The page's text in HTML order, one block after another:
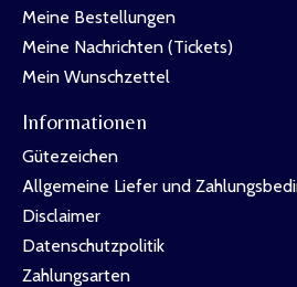
Meine Bestellungen
Meine Nachrichten (Tickets)
Mein Wunschzettel
Informationen
Gütezeichen
Allgemeine Liefer und
Disclaimer
Datenschutzpolitik
Zahlungsarten